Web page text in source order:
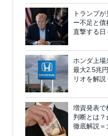
トランプ
ー不足と
直撃する日
ホンダ上場
最大2.5兆
リオを解
増資発表
判断とは
徹底解説＝